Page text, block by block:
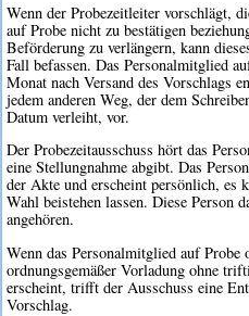
Wenn der Probezeitleiter vorschlägt,
auf Probe nicht zu bestätigen
Beförderung zu verlängern, kann
Fall befassen. Das Personalmitglied
Monat nach Versand des Vorschlags
jedem anderen Weg, der dem
Datum verleiht, vor.
Der Probezeitausschuss hört das
eine Stellungnahme abgibt. Das
der Akte und erscheint persönlich, es
Wahl beistehen lassen. Diese Person
angehören.
Wenn das Personalmitglied auf
ordnungsgemäßer Vorladung ohne
erscheint, trifft der Ausschuss eine
Vorschlag.